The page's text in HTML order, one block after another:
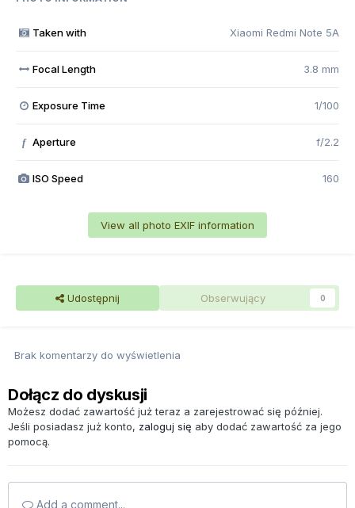
Taken with Xiaomi Redmi Note 5A
Focal Length 3.8 mm
Exposure Time 1/100
f Aperture f/2.2
ISO Speed 160
View all photo EXIF information
Udostępnij Obserwujący 0
Brak komentarzy do wyświetlenia
Dołącz do dyskusji
Możesz dodać zawartość już teraz a zarejestrować się później.
Jeśli posiadasz już konto, zaloguj się aby dodać zawartość za jego
pomocą.
Add a comment...